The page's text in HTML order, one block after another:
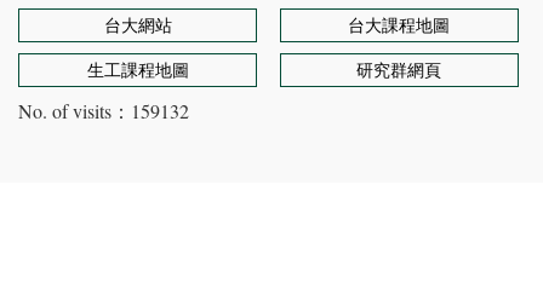
台大網站
台大課程地圖
生工課程地圖
研究群網頁
No. of visits： 159132